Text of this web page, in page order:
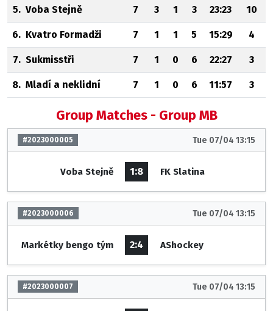
5. Voba Stejně 7 3 1 3 23:23 10
6. Kvatro Formadži 7 1 1 5 15:29 4
7. Sukmisstři 7 1 0 6 22:27 3
8. Mladí a neklidní 7 1 0 6 11:57 3
Group Matches - Group MB
#2023000005 Tue 07/04 13:15
Voba Stejně 1:8 FK Slatina
#2023000006 Tue 07/04 13:15
Markétky bengo tým 2:4 AShockey
#2023000007 Tue 07/04 13:15